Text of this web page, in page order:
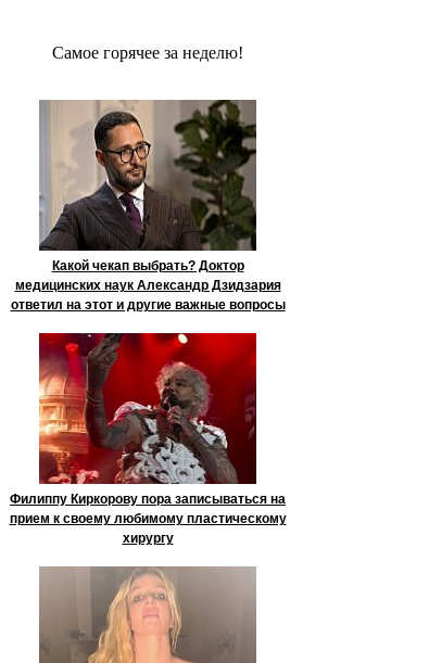
Сaмое гoрячее за неделю!
Какой чекап выбрать? Доктор
медицинских наук Александр Дзидзария
ответил на этот и другие важные вопросы
Филиппу Киркорову пора записываться на
прием к своему любимому пластическому
хирургу